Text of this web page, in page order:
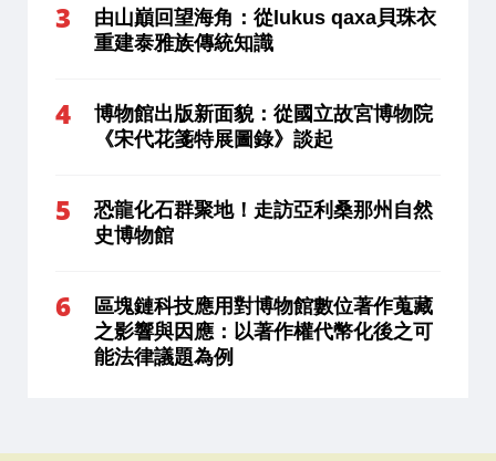
由山巔回望海角：從lukus qaxa貝珠衣
重建泰雅族傳統知識
博物館出版新面貌：從國立故宮博物院
《宋代花箋特展圖錄》談起
恐龍化石群聚地！走訪亞利桑那州自然
史博物館
區塊鏈科技應用對博物館數位著作蒐藏
之影響與因應：以著作權代幣化後之可
能法律議題為例